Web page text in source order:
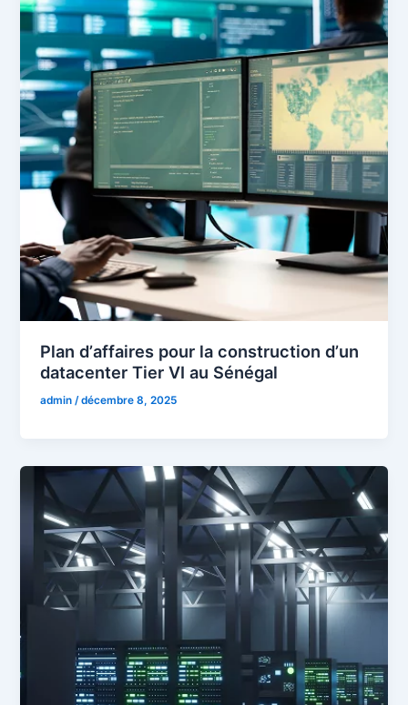
Plan dʼaffaires pour la construction dʼun
datacenter Tier VI au Sénégal
admin /décembre 8, 2025